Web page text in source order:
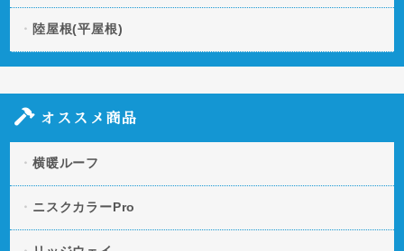
陸屋根(平屋根)
オススメ商品
横暖ルーフ
ニスクカラーPro